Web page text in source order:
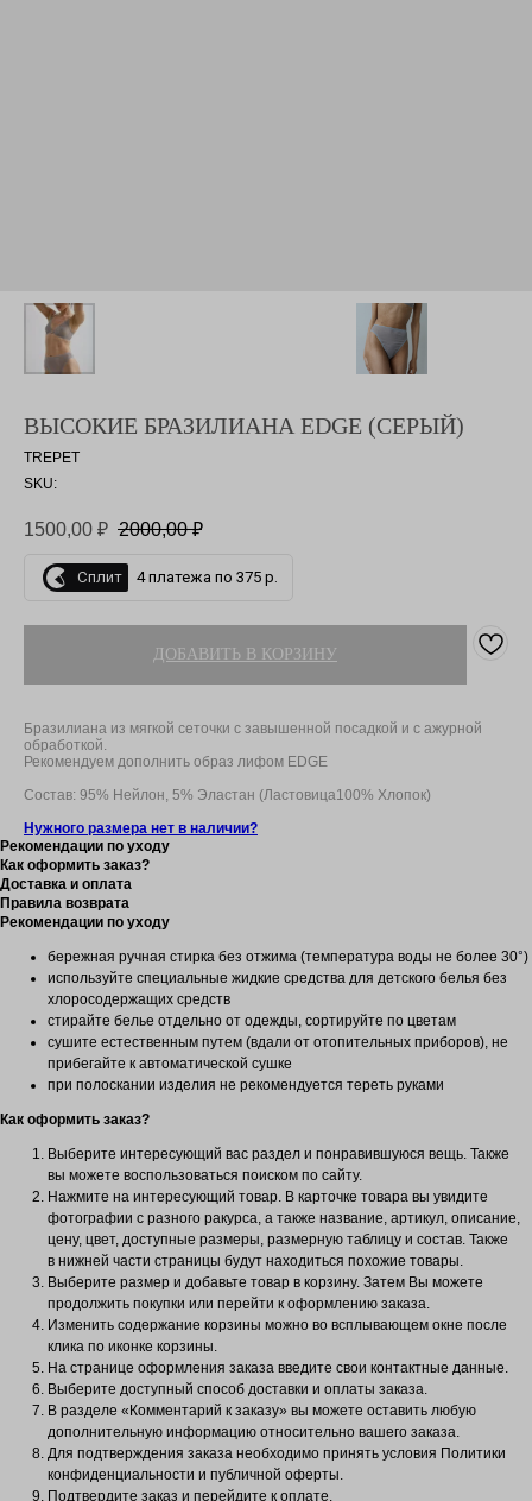
ВЫСОКИЕ БРАЗИЛИАНА EDGE (СЕРЫЙ)
TREPET
SKU:
1500,00 ₽ 2000,00 ₽
Сплит 4 платежа по 375 р.
ДОБАВИТЬ В КОРЗИНУ
Бразилиана из мягкой сеточки с завышенной посадкой и с ажурной
обработкой.
Рекомендуем дополнить образ лифом EDGE
Состав: 95% Нейлон, 5% Эластан (Ластовица100% Хлопок)
Нужного размера нет в наличии?
Рекомендации по уходу
Как оформить заказ?
Доставка и оплата
Правила возврата
Рекомендации по уходу
бережная ручная стирка без отжима (температура воды не более 30°)
используйте специальные жидкие средства для детского белья без
хлоросодержащих средств
стирайте белье отдельно от одежды, сортируйте по цветам
сушите естественным путем (вдали от отопительных приборов), не
прибегайте к автоматической сушке
при полоскании изделия не рекомендуется тереть руками
Как оформить заказ?
Выберите интересующий вас раздел и понравившуюся вещь. Также
вы можете воспользоваться поиском по сайту.
Нажмите на интересующий товар. В карточке товара вы увидите
фотографии с разного ракурса, а также название, артикул, описание,
цену, цвет, доступные размеры, размерную таблицу и состав. Также
в нижней части страницы будут находиться похожие товары.
Выберите размер и добавьте товар в корзину. Затем Вы можете
продолжить покупки или перейти к оформлению заказа.
Изменить содержание корзины можно во всплывающем окне после
клика по иконке корзины.
На странице оформления заказа введите свои контактные данные.
Выберите доступный способ доставки и оплаты заказа.
В разделе «Комментарий к заказу» вы можете оставить любую
дополнительную информацию относительно вашего заказа.
Для подтверждения заказа необходимо принять условия Политики
конфиденциальности и публичной оферты.
Подтвердите заказ и перейдите к оплате.